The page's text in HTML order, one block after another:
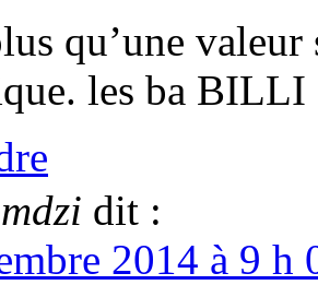
qu’une
les ba BILLI
dit :
2014 à 9